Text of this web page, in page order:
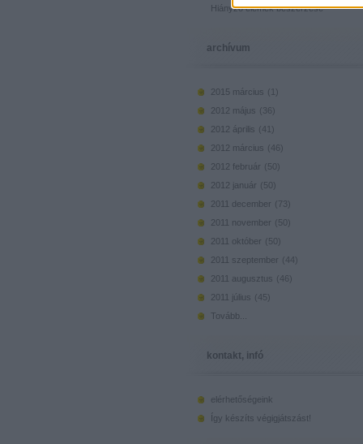
Hiányzó elemek beszerzése
archívum
2015 március (
)
2012 május ( 36 )
2012 április ( 41
)
2012 március ( 46 )
2012 február ( 50)
2012 január ( 50)
2011 december ( 73)
2011 november ( 50)
2011 október ( 50)
2011 szeptember ( 44)
2011 augusztus ( 46 )
2011 július ( 45)
Tovább
kontakt, infó
elérhetőségeink
Így készíts végigjátszást!